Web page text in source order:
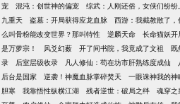
宠
混沌：创世神的偏宠 综武：人刚还俗，女侠们纷纷
九重天
盗墓：开局获得应龙血脉 西游：我截教散了，
么叫骨粉能改变世界？那叫特性
逆麟天命 长命猫妖
是万萝宗！
风爻幻薮 开了间书院，我竟成了文祖 既
录
后室层级收录 凡人修仙：苟在坊市肝熟练度成仙
后台是国家
逆袭！神魔血脉掌碎焚天 一眼诛神我的
胆寒
我靠悟性纵横江湖 残者逆世：破局之绊 魂穿之